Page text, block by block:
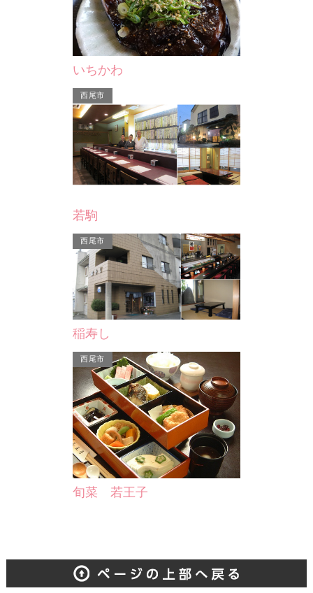
地元産の豚肉を使用した手作りソーセ
ージや、ポテトフライの専門店です。
安城市
デンパーク アイス工房
地元産の野菜やフルーツ、地ビールな
どを使用したこだわりのジェラートを
販売しています。
いちかわ
西尾市
若駒
西尾市
稲寿し
西尾市
旬菜 若王子